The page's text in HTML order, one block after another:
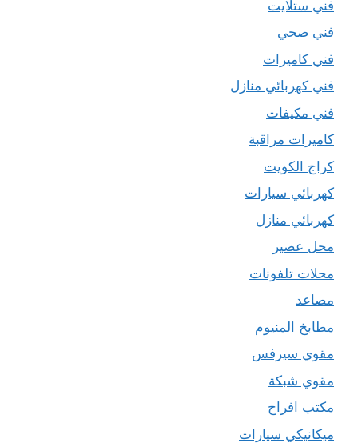
فني ستلايت
فني صحي
فني كاميرات
فني كهربائي منازل
فني مكيفات
كاميرات مراقبة
كراج الكويت
كهربائي سيارات
كهربائي منازل
محل عصير
محلات تلفونات
مصاعد
مطابخ المنيوم
مقوي سيرفس
مقوي شبكة
مكتب افراح
ميكانيكي سيارات